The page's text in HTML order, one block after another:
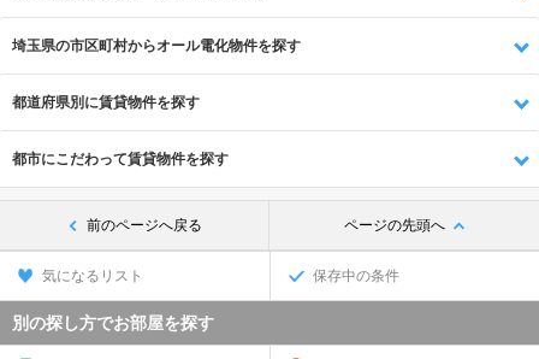
埼玉県の市区町村からオール電化物件を探す
都道府県別に賃貸物件を探す
都市にこだわって賃貸物件を探す
前のページへ戻る ページの先頭へ
気になるリスト 保存中の条件
別の探し方でお部屋を探す